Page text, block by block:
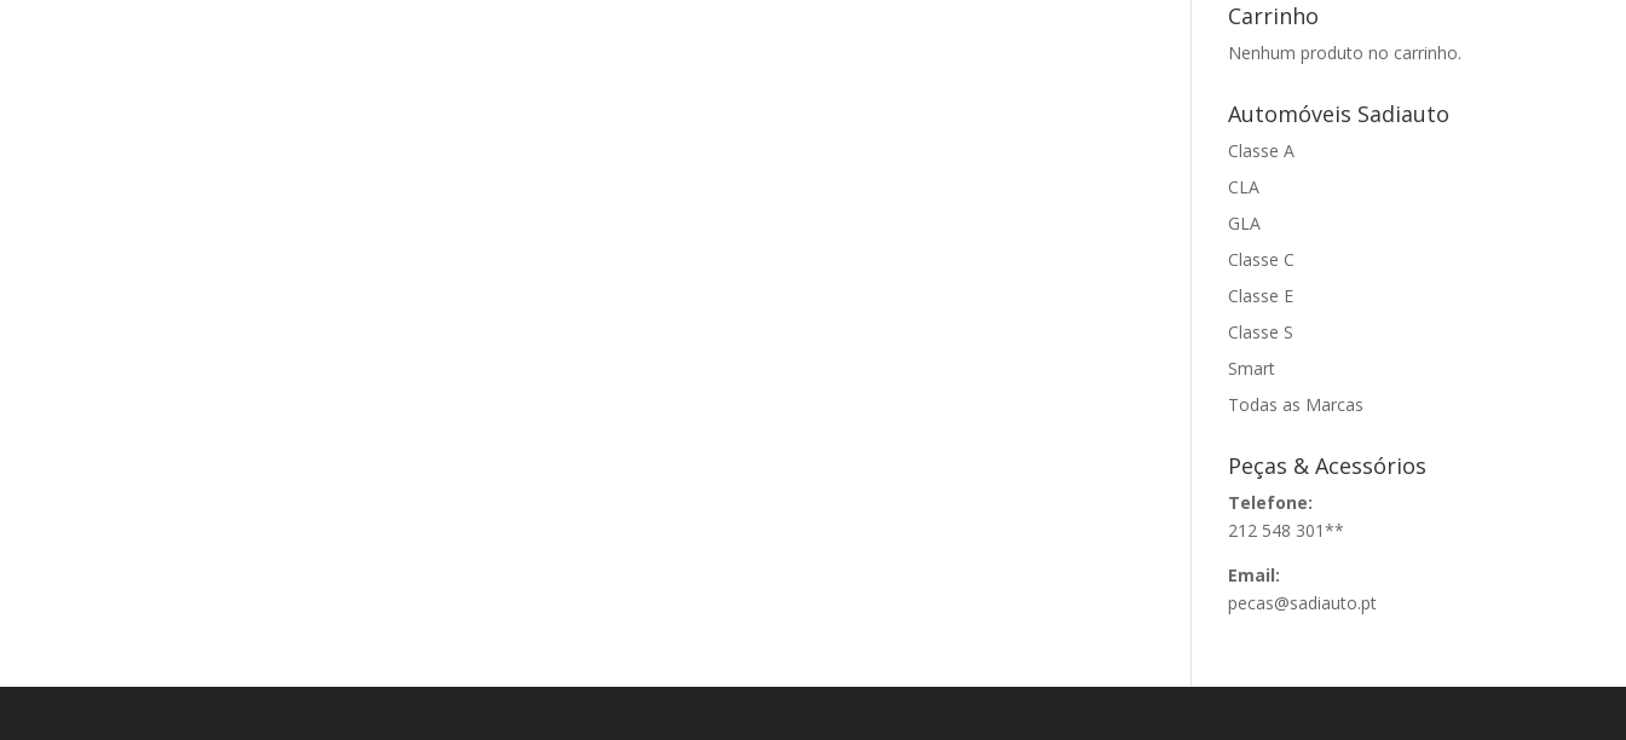
Carrinho
Nenhum produto no carrinho.
Automóveis Sadiauto
Classe A
CLA
GLA
Classe C
Classe E
Classe S
Smart
Todas as Marcas
Peças & Acessórios
Telefone:
212 548 301**
Email:
pecas@sadiauto.pt